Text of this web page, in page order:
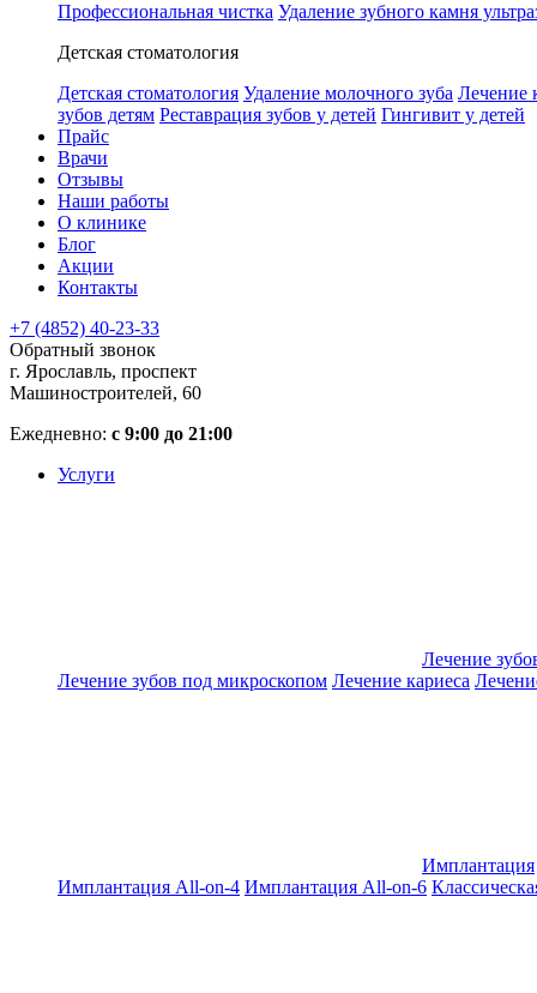
Профессиональная чистка Удаление зубного камня
Детская стоматология
Детская стоматология Удаление молочного зуба Лечение
зубов детям Реставрация зубов у детей Гингивит у детей
Прайс
Врачи
Отзывы
Наши работы
О клинике
Блог
Акции
Контакты
+7 (4852) 40-23-33
Обратный звонок
г. Ярославль, проспект
Машиностроителей, 60
Ежедневно: с 9:00 до 21:00
Услуги
Лечение
Лечение зубов под микроскопом Лечение кариеса
Имплантация
Имплантация All-on-4 Имплантация All-on-6